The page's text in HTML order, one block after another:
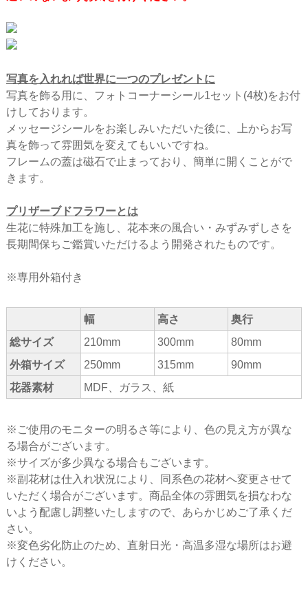
写真を入れれば世界に一つのプレゼントに
写真を飾る用に、フォトコーナーシール1セット(4枚)をお付
けしております。
メッセージシールをお楽しみいただいた後に、上からお写
真を飾って雰囲気を変えてもいいですね。
フレームの蓋は磁石で止まっており、簡単に開くことがで
きます。
プリザーブドフラワーとは
生花に特殊加工を施し、花本来の風合い・みずみずしさを
長期間保ちご鑑賞いただけるよう開発されたものです。
※専用外箱付き
幅 高さ
奥行
総サイズ
210mm 300mm
80mm
外箱サイズ
250mm 315mm
90mm
花器素材
MDF、ガラス、紙
※ご使用のモニターの明るさ等により、色の見え方が異な
る場合がございます。
※サイズが多少異なる場合もございます。
※副花材は仕入れ状況により、同系色の花材へ変更させて
いただく場合がございます。商品全体の雰囲気を損なわな
いよう配慮し調整いたしますので、あらかじめご了承くだ
さい。
※変色劣化防止のため、直射日光・高温多湿な場所はお避
けください。